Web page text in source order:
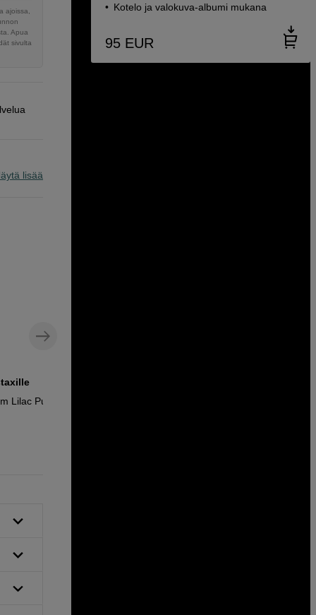
ajoissa,
Apua
sivulta
lisää
Lilac Purple
Kotelo ja valokuva-albumi mukana
95 EUR